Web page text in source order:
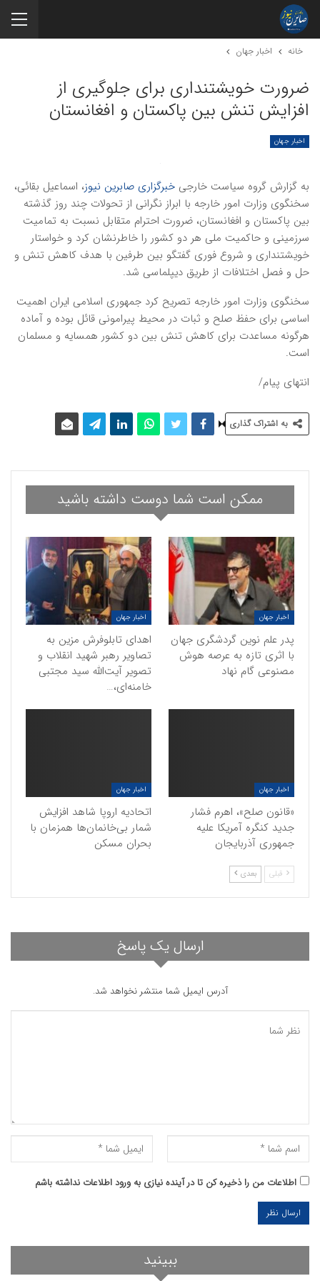
خانه اخبار جهان
ضرورت خویشتنداری برای جلوگیری از
افزایش تنش بین پاکستان و افغانستان
اخبار جهان
به گزارش گروه سیاست خارجی خبرگزاری صابرین نیوز، اسماعیل بقائی،
سخنگوی وزارت امور خارجه با ابراز نگرانی از تحولات چند روز گذشته
بین پاکستان و افغانستان، ضرورت احترام متقابل نسبت به تمامیت
سرزمینی و حاکمیت ملی هر دو کشور را خاطرنشان کرد و خواستار
خویشتنداری و شروع فوری گفتگو بین طرفین با هدف کاهش تنش و
حل و فصل اختلافات از طریق دیپلماسی شد.
سخنگوی وزارت امور خارجه تصریح کرد جمهوری اسلامی ایران اهمیت
اساسی برای حفظ صلح و ثبات در محیط پیرامونی قائل بوده و آماده
هرگونه مساعدت برای کاهش تنش بین دو کشور همسایه و مسلمان
است.
انتهای پیام/
به اشتراک گذاری
ممکن است شما دوست داشته باشید
اخبار جهان
پدر علم نوین گردشگری جهان
با اثری تازه به عرصه هوش
مصنوعی گام نهاد
اخبار جهان
اهدای تابلوفرش مزین به
تصاویر رهبر شهید انقلاب و
تصویر آیت‌الله سید مجتبی
خامنه‌ای،…
اخبار جهان
«قانون صلح»، اهرم فشار
جدید کنگره آمریکا علیه
جمهوری آذربایجان
اخبار جهان
اتحادیه اروپا شاهد افزایش
شمار بی‌خانمان‌ها همزمان با
بحران مسکن
قبلی بعدی
ارسال یک پاسخ
آدرس ایمیل شما منتشر نخواهد شد.
اطلاعات من را ذخیره کن تا در آینده نیازی به ورود اطلاعات نداشته باشم
ببینید